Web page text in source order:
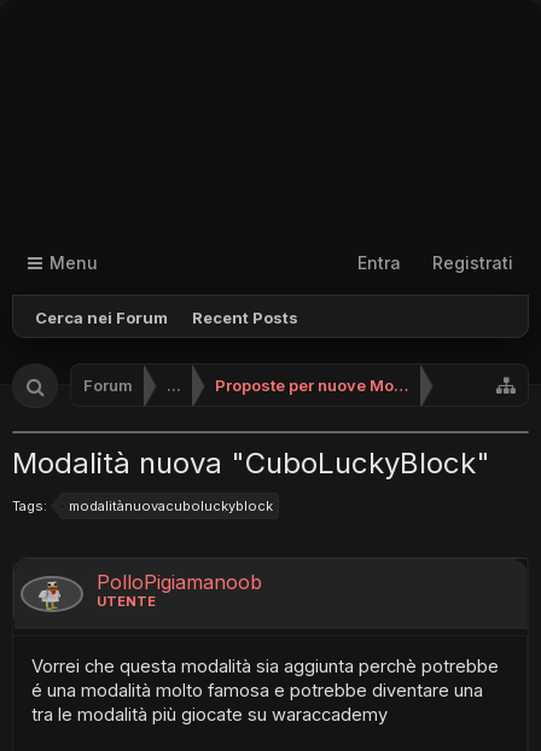
Menu
Cerca nei Forum Recent Posts
Entra Registrati
Forum ... Proposte per nuove Modalità
Modalità nuova "CuboLuckyBlock"
Tags: modalitànuovacuboluckyblock
PolloPigiamanoob
UTENTE
Vorrei che questa modalità sia aggiunta perchè potrebbe
é una modalità molto famosa e potrebbe diventare una
tra le modalità più giocate su waraccademy